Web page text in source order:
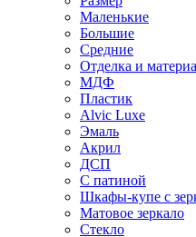
Маленькие
Большие
Средние
Отделка и
МДФ
Пластик
Alvic Luxe
Эмаль
Акрил
ДСП
С патиной
Шкафы-купе с
Матовое зеркало
Стекло